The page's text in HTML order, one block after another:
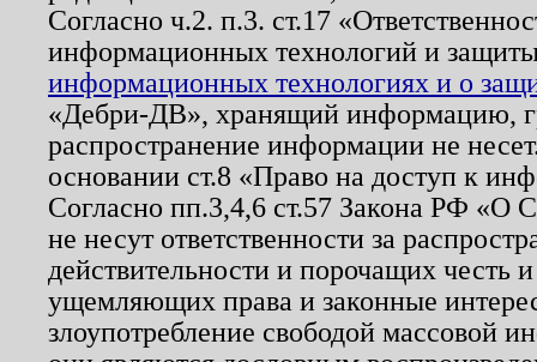
Согласно ч.2. п.3. ст.17
информационных технологий и
информационных технологиях и о
«Дебри-ДВ», хранящий информацию,
распространение информации не
основании ст.8 «Право на доступ к
Согласно пп.3,4,6 ст.57 Закона РФ «О
не несут ответственности за
действительности и порочащих честь
ущемляющих права и законные
злоупотребление свободой массовой